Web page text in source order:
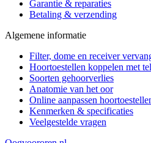
Garantie & reparaties
Betaling & verzending
Algemene informatie
Filter, dome en receiver
Hoortoestellen koppelen met
Soorten gehoorverlies
Anatomie van het oor
Online aanpassen
Kenmerken & specificaties
Veelgestelde vragen